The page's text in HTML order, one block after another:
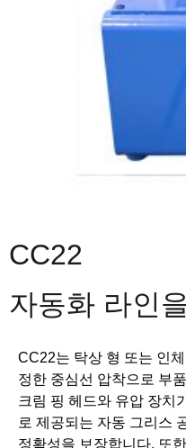
CC22
자동화 라인
CC22는 탁상 형 또는 인
정한 중심선 압착으로 부
크림 핑 헤드와 유압 장치
로 제공되는 자동 그리스
정확성을 보장합니다. 또